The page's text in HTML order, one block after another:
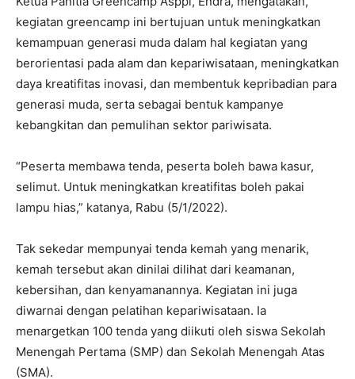
kegiatan greencamp ini bertujuan untuk meningkatkan
kemampuan generasi muda dalam hal kegiatan yang
berorientasi pada alam dan kepariwisataan, meningkatkan
daya kreatifitas inovasi, dan membentuk kepribadian para
generasi muda, serta sebagai bentuk kampanye
kebangkitan dan pemulihan sektor pariwisata.
“Peserta membawa tenda, peserta boleh bawa kasur,
selimut. Untuk meningkatkan kreatifitas boleh pakai
lampu hias,” katanya, Rabu (5/1/2022).
Tak sekedar mempunyai tenda kemah yang menarik,
kemah tersebut akan dinilai dilihat dari keamanan,
kebersihan, dan kenyamanannya. Kegiatan ini juga
diwarnai dengan pelatihan kepariwisataan. Ia
menargetkan 100 tenda yang diikuti oleh siswa Sekolah
Menengah Pertama (SMP) dan Sekolah Menengah Atas
(SMA).